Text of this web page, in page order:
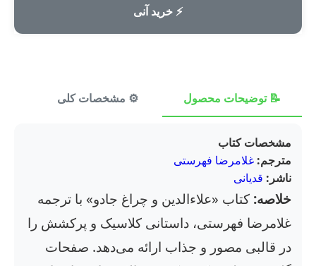
⚡ خرید آنی
📝 توضیحات محصول ⚙️ مشخصات کلی
مشخصات کتاب
مترجم: غلامرضا فهرستی
ناشر: قدیانی
خلاصه: کتاب «علاءالدین و چراغ جادو» با ترجمه
غلامرضا فهرستی، داستانی کلاسیک و پرکشش را
در قالبی مصور و جذاب ارائه می‌دهد. صفحات